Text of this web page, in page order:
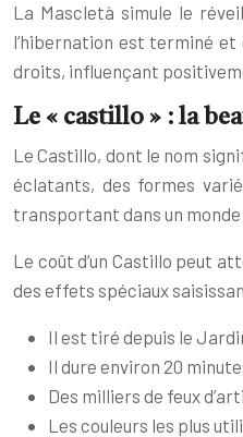
La Mascletà simule le
l’hibernation est terminé
droits, influençant
Le « castillo » : la
Le Castillo, dont le nom
éclatants, des formes
transportant dans un
Le coût d’un Castillo peut
des effets spéciaux
Il est tiré depuis le
Il dure environ 20
Des milliers de feux
Les couleurs les plus